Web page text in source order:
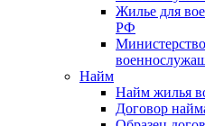
Жилье для
РФ
Найм
Найм жилья
Договор